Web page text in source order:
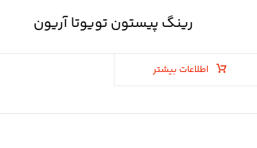
رینگ پیستون تویوتا آریون
اطلاعات بیشتر